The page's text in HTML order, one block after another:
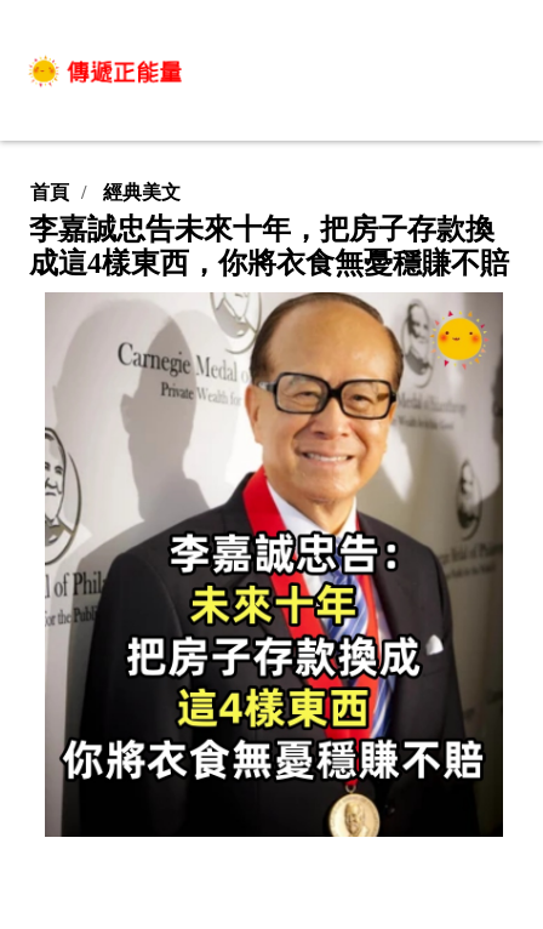
首頁 經典美文
李嘉誠忠告未來十年，把房子存款換
成這4樣東西，你將衣食無憂穩賺不賠